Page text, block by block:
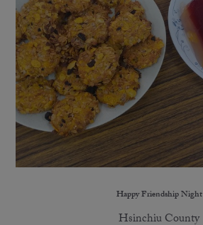
Happy Friendship Night
Hsinchiu County